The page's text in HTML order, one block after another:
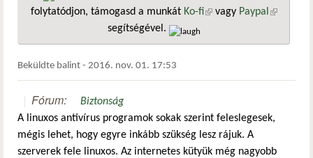
folytatódjon, támogasd a munkát Ko-fi(külső hivatkozás)
vagy Paypal
segítségével.
Beküldte balint - 2016. nov. 01. 17:53
Fórum:
Biztonság
A linuxos antivírus programok sokak szerint feleslegesek,
mégis lehet, hogy egyre inkább szükség lesz rájuk. A
szerverek fele linuxos. Az internetes kütyük még nagyobb